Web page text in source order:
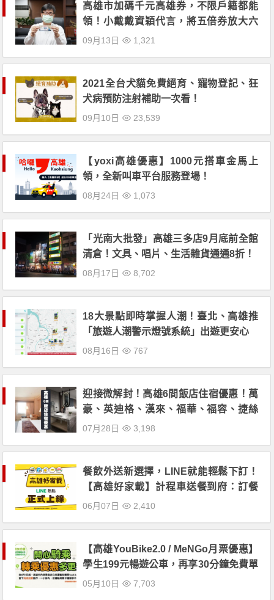
高雄市加碼千元高雄券，不限戶籍都能
領！小戴戴資穎代言，將五倍券放大六
倍！
09月13日 1,321
2021全台犬貓免費絕育、寵物登記、狂
犬病預防注射補助一次看！
09月10日 23,539
【yoxi高雄優惠】1000元搭車金馬上
領，全新叫車平台服務登場！
08月24日 1,073
「光南大批發」高雄三多店9月底前全館
清倉！文具、唱片、生活雜貨通通8折！
08月17日 8,702
18大景點即時掌握人潮！臺北、高雄推
「旅遊人潮警示燈號系統」出遊更安心
08月16日 767
迎接微解封！高雄6間飯店住宿優惠！萬
豪、英迪格、漢來、福華、福容、捷絲
旅，最低每晚1,300元起！
07月28日 3,198
餐飲外送新選擇，LINE就能輕鬆下訂！
【高雄好家載】計程車送餐到府：訂餐
方式/免運優惠/申請上架資訊一次看！
06月07日 2,410
【高雄YouBike2.0 / MeNGo月票優惠】
學生199元暢遊公車，再享30分鐘免費單
車租借！LinePay支付新上線、月月再抽
05月10日 7,703